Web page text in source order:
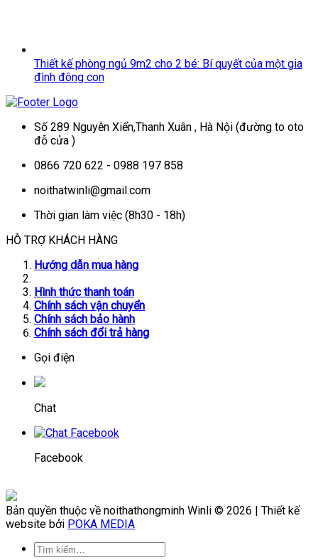
Thiết kế phòng ngủ 9m2 cho 2 bé: Bí quyết của một gia
đình đông con
Số 289 Nguyễn Xiển,Thanh Xuân , Hà Nội (đường to oto
đỗ cửa )
0866 720 622 - 0988 197 858
noithatwinli@gmail.com
Thời gian làm việc (8h30 - 18h)
HỖ TRỢ KHÁCH HÀNG
Hướng dẫn mua hàng
Hình thức thanh toán
Chính sách vận chuyển
Chính sách bảo hành
Chính sách đổi trả hàng
Gọi điện
Chat
Facebook
Bản quyền thuộc về noithathongminh Winli © 2026 | Thiết kế
website bởi POKA MEDIA